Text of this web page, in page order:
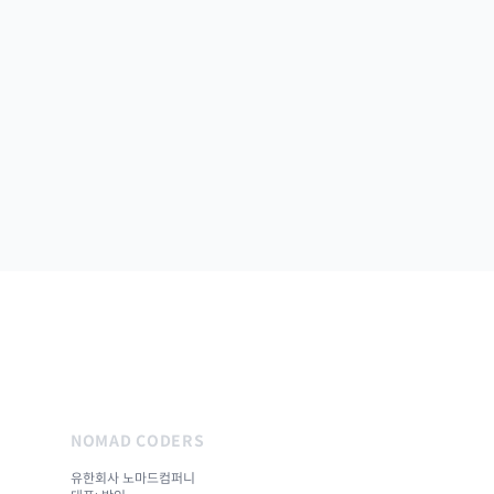
NOMAD CODERS
유한회사 노마드컴퍼니